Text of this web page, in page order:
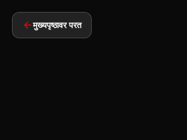
मुख्यपृष्ठावर परत